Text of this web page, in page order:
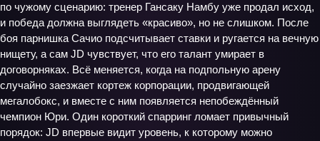
по чужому сценарию: тренер Гансаку Намбу уже продал исход,
и победа должна выглядеть «красиво», но не слишком. После
боя парнишка Сачио подсчитывает ставки и ругается на вечную
нищету, а сам JD чувствует, что его талант умирает в
договорняках. Всё меняется, когда на подпольную арену
случайно заезжает кортеж корпорации, продвигающей
мегалобокс, и вместе с ним появляется непобеждённый
чемпион Юри. Один короткий спарринг ломает привычный
порядок: JD впервые видит уровень, к которому можно